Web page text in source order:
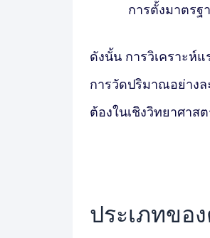
การตั้งมาตรฐ
ดังนั้น การวิเคราะห์
การวัดปริมาณอย่างล
ต้องในเชิงวิทยาศาส
ประเภทขอ